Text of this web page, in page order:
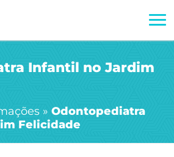
Infantil no Jardim
» Odontopediatra
Felicidade